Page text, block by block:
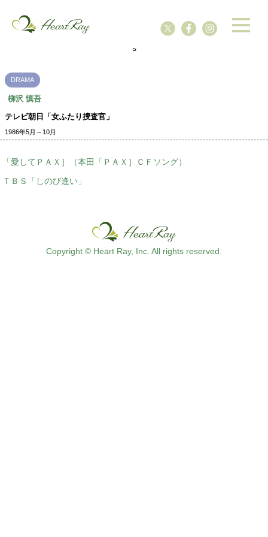
s
DRAMA
柳沢 慎吾
テレビ朝日「女ふたり捜査官」
1986年5月～10月
「愛してＰＡＸ］（本田「ＰＡＸ］ＣＦソング）
ＴＢＳ「しのび逢い」
Copyright © Heart Ray, Inc. All rights reserved.